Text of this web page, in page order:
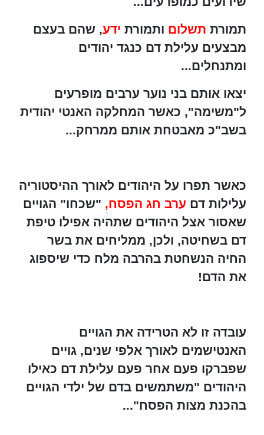
תמורת תשלום ותמורת ידע, שהם בעצם
מבצעים עלילת דם כנגד יהודים
ומתנחלים...
יצאו אותם בני נוער ערבים מופרעים
ל"משימה", כאשר המחלקה האנטי יהודית
בשב"כ מאבטחת אותם ממרחק...
כאשר תפרו על היהודים לאורך ההיסטוריה
עלילות דם ערב חג הפסח, "שכחו" הגויים
שאסור אצל היהודים שתהיה אפילו טיפת
דם בשחיטה, ולכן, ממליחים את בשר
החיה הנשחטת בהרבה מלח כדי שיספוג
את הדם!
עובדה זו לא הטרידה את הגויים
האנטישמים לאורך אלפי שנים, גויים
שפברקו פעם אחר פעם עלילת דם כאילו
היהודים "משתמשים בדם של ילדי הגויים
בהכנת מצות הפסח"...